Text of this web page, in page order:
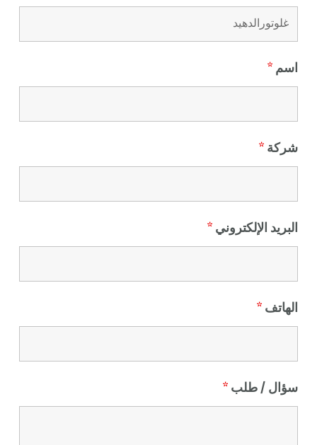
اسم*
شركة*
البريد الإلكتروني*
الهاتف*
سؤال / طلب*